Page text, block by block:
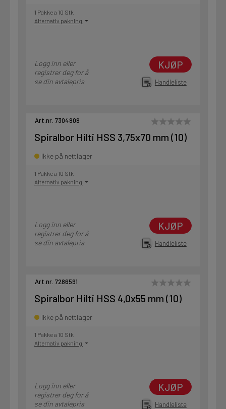
1 Pakke a 10 Stk
Alternativ pakning
Logg inn eller
registrer deg for å
se din avtalepris
KJØP
Handleliste
Art.nr. 7304909
Spiralbor Hilti HSS 3,75x70 mm (10)
Ikke på nettlager
1 Pakke a 10 Stk
Alternativ pakning
Logg inn eller
registrer deg for å
se din avtalepris
KJØP
Handleliste
Art.nr. 7286591
Spiralbor Hilti HSS 4,0x55 mm (10)
Ikke på nettlager
1 Pakke a 10 Stk
Alternativ pakning
Logg inn eller
registrer deg for å
se din avtalepris
KJØP
Handleliste